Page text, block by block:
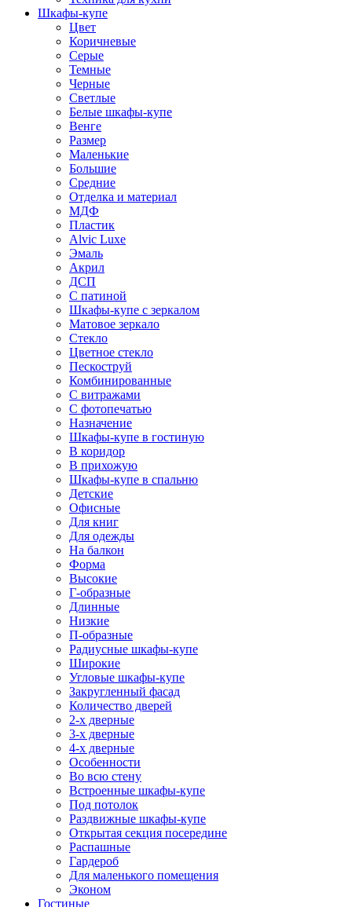
Шкафы-купе
Цвет
Коричневые
Серые
Темные
Черные
Светлые
Белые шкафы-купе
Венге
Размер
Маленькие
Большие
Средние
Отделка и материал
МДФ
Пластик
Alvic Luxe
Эмаль
Акрил
ДСП
С патиной
Шкафы-купе с зеркалом
Матовое зеркало
Стекло
Цветное стекло
Пескоструй
Комбинированные
С витражами
С фотопечатью
Назначение
Шкафы-купе в гостиную
В коридор
В прихожую
Шкафы-купе в спальню
Детские
Офисные
Для книг
Для одежды
На балкон
Форма
Высокие
Г-образные
Длинные
Низкие
П-образные
Радиусные шкафы-купе
Широкие
Угловые шкафы-купе
Закругленный фасад
Количество дверей
2-х дверные
3-х дверные
4-х дверные
Особенности
Во всю стену
Встроенные шкафы-купе
Под потолок
Раздвижные шкафы-купе
Открытая секция посередине
Распашные
Гардероб
Для маленького помещения
Эконом
Гостиные